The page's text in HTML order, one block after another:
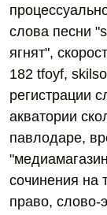
слова песни
ягнят",
182 tfoyf,
регистрации
акватории
павлодаре,
сочинения на
право, слово-